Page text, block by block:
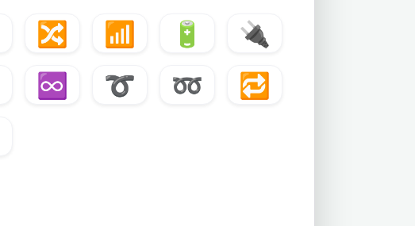
🔀 📶 🔋
🔌
♾ ➰ ➿
🔁